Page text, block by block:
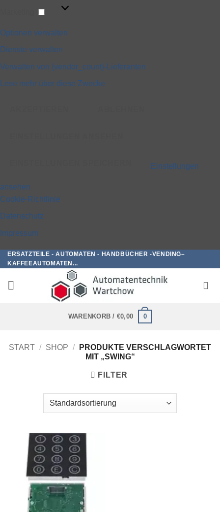
Marketing
Optionen verwalten
Dienste verwalten
Verwalten von {vendor_count}-Lieferanten
Lese mehr über diese Zwecke
Einstellungen
ansehen
Cookie-Richtlinie
Datenschutz
Impressum
Zum
Inhalt
springen
ERSATZTEILE - AUTOMATEN - HANDBÜCHER -VENDING–
KAFFEEAUTOMATEN...
WARENKORB / €0,00 0
START / SHOP /
PRODUKTE VERSCHLAGWORTET
MIT „SWING“
FILTER